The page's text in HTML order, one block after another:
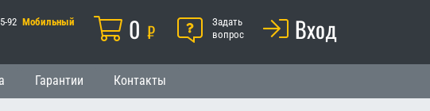
92 Мобильный Корзина
0 ₽ ПомощьЗадать
вопрос
Вход
Гарантии Контакты